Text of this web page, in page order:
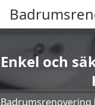
Enkel och
Badrumsrenovering